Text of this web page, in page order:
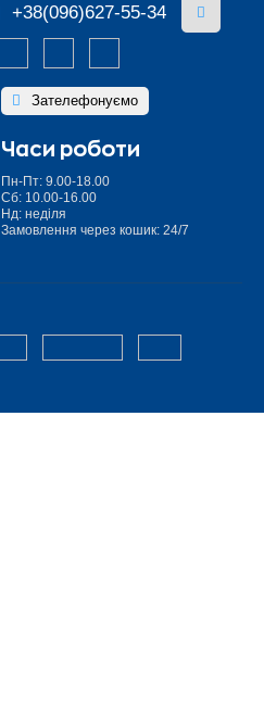
+38(096)627-55-34
Зателефонуємо
Часи роботи
Пн-Пт: 9.00-18.00
Сб: 10.00-16.00
Нд: неділя
Замовлення через кошик: 24/7